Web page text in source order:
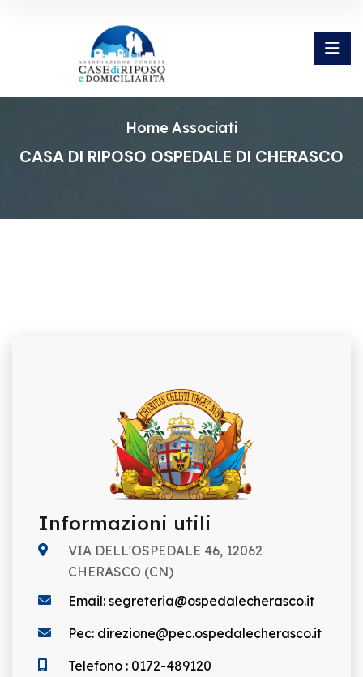
Home Associati
CASA DI RIPOSO OSPEDALE DI CHERASCO
Informazioni utili
VIA DELL'OSPEDALE 46, 12062
CHERASCO (CN)
Email: segreteria@ospedalecherasco.it
Pec: direzione@pec.ospedalecherasco.it
Telefono : 0172-489120